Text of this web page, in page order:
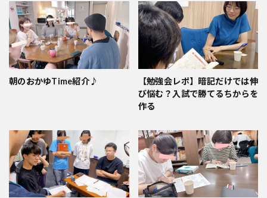
朝のおかゆTime紹介♪
【勉強会レポ】暗記だけでは伸
び悩む？入試で勝てるちからを
作る